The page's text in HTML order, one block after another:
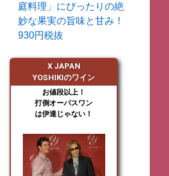
庭料理」にぴったりの絶
妙な果実の旨味と甘み！
930円税抜